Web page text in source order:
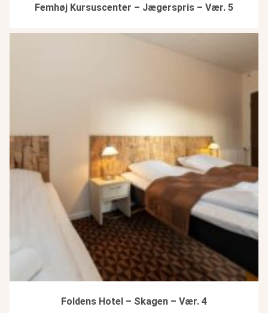
Femhøj Kursuscenter – Jægerspris – Vær. 5
Foldens Hotel – Skagen – Vær. 4